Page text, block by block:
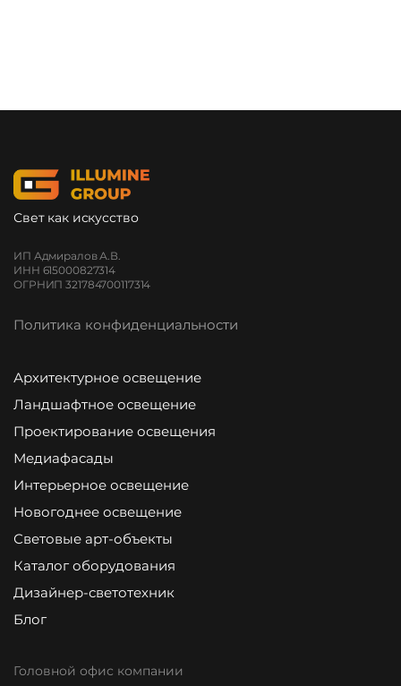
Свет как искусство
ИП Адмиралов А.В.
ИНН 615000827314
ОГРНИП 321784700117314
Политика конфиденциальности
Архитектурное освещение
Ландшафтное освещение
Проектирование освещения
Медиафасады
Интерьерное освещение
Новогоднее освещение
Световые арт-объекты
Каталог оборудования
Дизайнер-светотехник
Блог
Головной офис компании